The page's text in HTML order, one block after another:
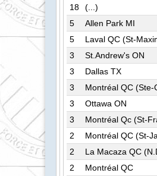
18
(...)
5
Allen Park MI
5
Laval QC (St-
3
St.Andrew's ON
3
Dallas TX
3
Montréal QC (Ste-
3
Ottawa ON
3
Montréal Qc (St-
2
Montréal QC (St-
2
La Macaza QC
2
Montréal QC